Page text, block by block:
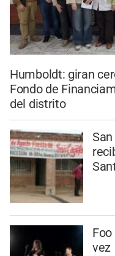
Humboldt: giran
Fondo de
del distrito
vez